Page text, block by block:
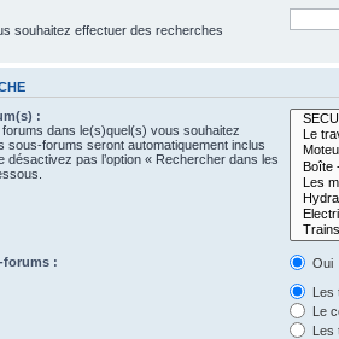
souhaitez effectuer des recherches
:
dans le(s)quel(s) vous souhaitez
sous-forums seront automatiquement inclus
pas l’option « Rechercher dans les
forums :
Oui
Les
Le
Les